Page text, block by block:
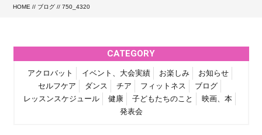
HOME // ブログ // 750_4320
CATEGORY
アクロバット イベント、大会実績 お楽しみ
お知らせ
セルフケア
ダンス チア フィットネス
ブログ
レッスンスケジュール
健康 子どもたちのこと
映画、本
発表会